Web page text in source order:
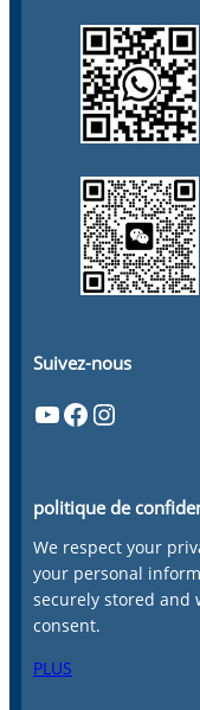
Suivez-nous
YouTube Facebook Instagram
politique de
We respect your
your personal
securely stored and
consent.
PLUS